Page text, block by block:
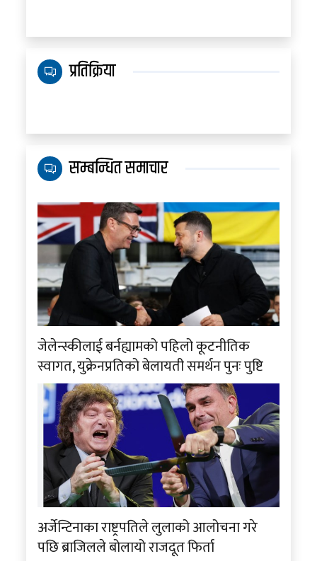
प्रतिक्रिया
सम्बन्धित समाचार
जेलेन्स्कीलाई बर्नह्यामको पहिलो कूटनीतिक
स्वागत, युक्रेनप्रतिको बेलायती समर्थन पुनः पुष्टि
अर्जेन्टिनाका राष्ट्रपतिले लुलाको आलोचना गरे
पछि ब्राजिलले बोलायो राजदूत फिर्ता